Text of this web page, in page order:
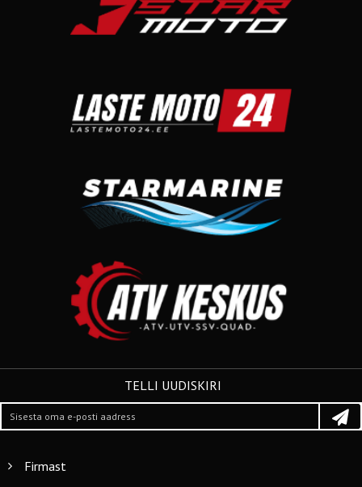
TELLI UUDISKIRI
Firmast